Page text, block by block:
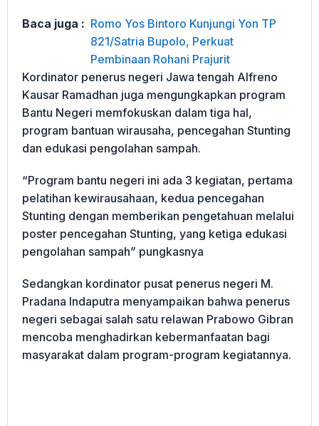
Baca juga : Romo Yos Bintoro Kunjungi Yon TP
821/Satria Bupolo, Perkuat
Pembinaan Rohani Prajurit
Kordinator penerus negeri Jawa tengah Alfreno
Kausar Ramadhan juga mengungkapkan program
Bantu Negeri memfokuskan dalam tiga hal,
program bantuan wirausaha, pencegahan Stunting
dan edukasi pengolahan sampah.
“Program bantu negeri ini ada 3 kegiatan, pertama
pelatihan kewirausahaan, kedua pencegahan
Stunting dengan memberikan pengetahuan melalui
poster pencegahan Stunting, yang ketiga edukasi
pengolahan sampah” pungkasnya
Sedangkan kordinator pusat penerus negeri M.
Pradana Indaputra menyampaikan bahwa penerus
negeri sebagai salah satu relawan Prabowo Gibran
mencoba menghadirkan kebermanfaatan bagi
masyarakat dalam program-program kegiatannya.